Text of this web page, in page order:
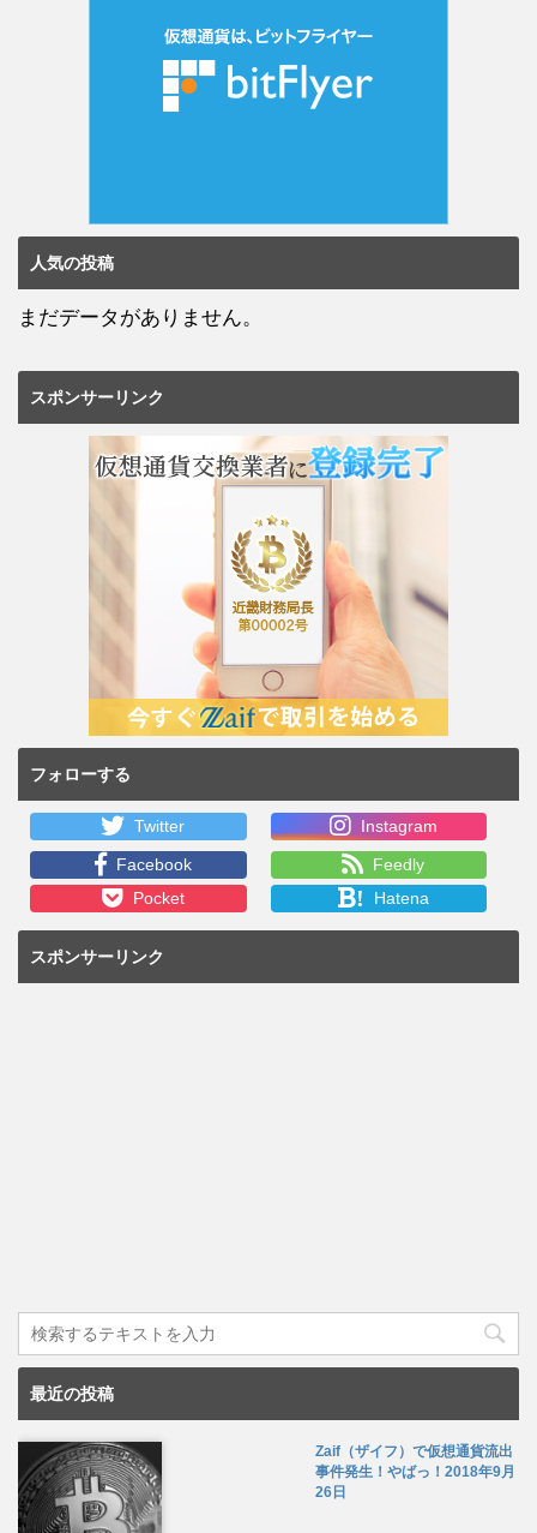
人気の投稿
まだデータがありません。
スポンサーリンク
フォローする
Twitter
Instagram
Facebook
Feedly
Pocket
! Hatena
スポンサーリンク
最近の投稿
Zaif（ザイフ）で仮想通貨流出
事件発生！やばっ！ 2018年9月
26日